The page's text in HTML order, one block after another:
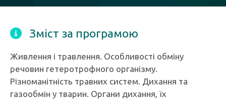
Зміст за програмою
Живлення і травлення. Особливості обміну
речовин гетеротрофного організму.
Різноманітність травних систем. Дихання та
газообмін у тварин. Органи дихання, їх